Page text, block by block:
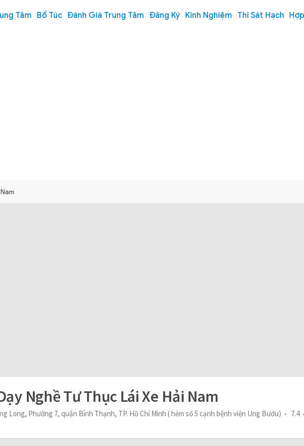
Tâm Bổ Túc Đánh Giá Trung Tâm Đăng Ký Kinh Nghiệm Thi Sát Hạch
Nghề Tư Thục Lái Xe Hải Nam
Long, Phường 7, quận Bình Thạnh, TP. Hồ Chí Minh ( hẻm số 5 cạnh bệnh viện Ung Bướu) 7.4